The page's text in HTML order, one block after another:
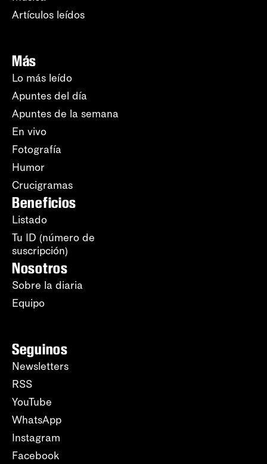
Artículos leídos
Más
Lo más leído
Apuntes del día
Apuntes de la semana
En vivo
Fotografía
Humor
Crucigramas
Beneficios
Listado
Tu ID (número de
suscripción)
Nosotros
Sobre la diaria
Equipo
Seguinos
Newsletters
RSS
YouTube
WhatsApp
Instagram
Facebook